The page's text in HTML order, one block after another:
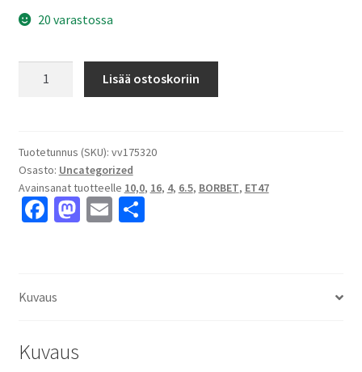
20 varastossa
silver
6.5x16"
4x100
ET47
Lisää ostoskoriin
Tuotetunnus (SKU): vv175320
Osasto: Uncategorized
Avainsanat tuotteelle 10,0, 16, 4, 6.5, BORBET, ET47
Fa
o
M E S
Kuvaus
Kuvaus